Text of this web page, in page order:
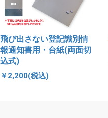
飛び出さない登記識別情
報通知書用・台紙(両面切
込式)
￥2,200(税込)